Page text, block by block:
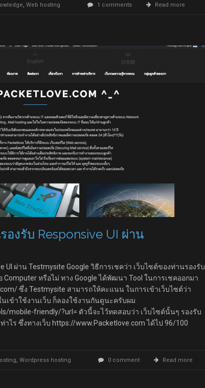
, Web hosting 1 comments Read more
งรับ Responsive UI ผ่าน
UI ผ่าน Testmysite Google วิธีการเชคว่า เว็บไซต์ของท่านรองรับ
Computer หรือไม่ ทาง Google ได้พัฒนา Tool ในการเชคออกมา
ซึ่ง Testmysite สามารถให้คะแนน ในการเข้าเว็บไซต์ว่า
นเข้าใช้งานเว็บ ก็ลองใช้งานกันดูนะครับผม
mobile-friendly/?url= ตัวนี้จะไว้ทดสอบว่า เว็บไซต์นั้นๆ รองรับ
ไร ซึ่งทางเว็บ https://www.Packetlove.com ได้ไป 96/100
, Wordpress hosting 0 comment Read more